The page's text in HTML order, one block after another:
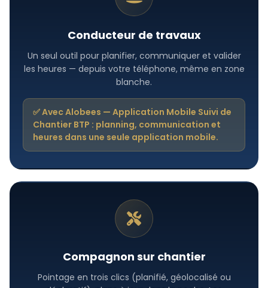
Conducteur de travaux
Un seul outil pour planifier, communiquer et valider
les heures — depuis votre téléphone, même en zone
blanche.
✅ Avec Alobees — Application Mobile Suivi de
Chantier BTP : planning, communication et
heures dans une seule application mobile.
Compagnon sur chantier
Pointage en trois clics (planifié, géolocalisé ou